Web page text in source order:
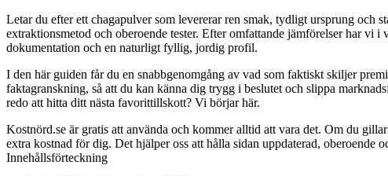
Letar du efter ett chagapulver som levererar ren smak, tydligt ursprung och
extraktionsmetod och oberoende tester. Efter omfattande jämförelser har vi i
dokumentation och en naturligt fyllig, jordig profil.
I den här guiden får du en snabbgenomgång av vad som faktiskt skiljer
faktagranskning, så att du kan känna dig trygg i beslutet och slippa
redo att hitta ditt nästa favorittillskott? Vi börjar här.
Kostnörd.se är gratis att använda och kommer alltid att vara det. Om du
extra kostnad för dig. Det hjälper oss att hålla sidan uppdaterad, oberoende
Innehållsförteckning